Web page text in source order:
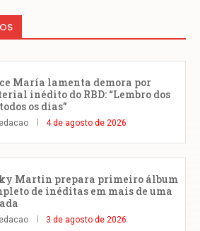
María lamenta demora por
inédito do RBD: “Lembro dos
os dias”
4 de agosto de 2026
Martin prepara primeiro álbum
de inéditas em mais de uma
3 de agosto de 2026